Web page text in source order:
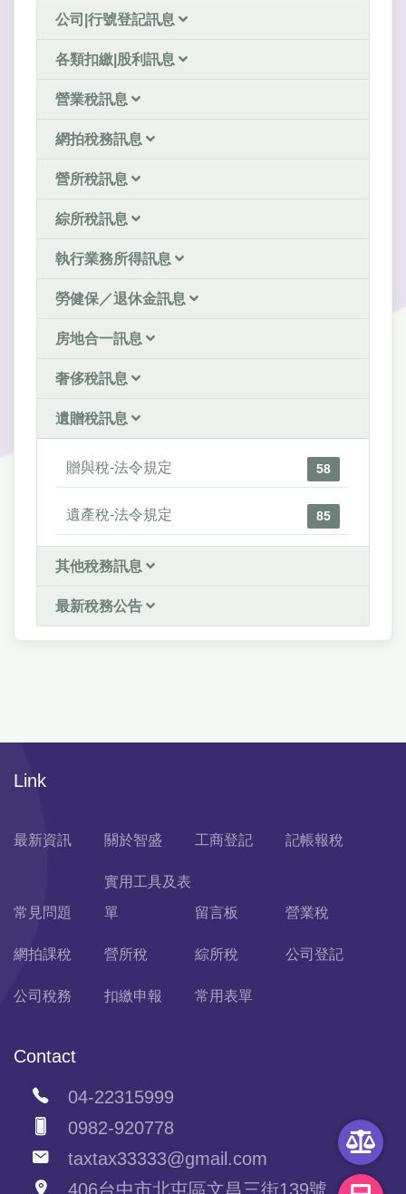
公司|行號登記訊息
各類扣繳|股利訊息
營業稅訊息
網拍稅務訊息
營所稅訊息
綜所稅訊息
執行業務所得訊息
勞健保／退休金訊息
房地合一訊息
奢侈稅訊息
遺贈稅訊息
贈與稅-法令規定 58
遺產稅-法令規定 85
其他稅務訊息
最新稅務公告
Link
最新資訊 關於智盛 工商登記 記帳報稅
常見問題
實用工具及表
單
留言板 營業稅
網拍課稅 營所稅 綜所稅 公司登記
公司稅務 扣繳申報 常用表單
Contact
04-22315999
0982-920778
taxtax33333@gmail.com
406台中市北屯區文昌三街139號